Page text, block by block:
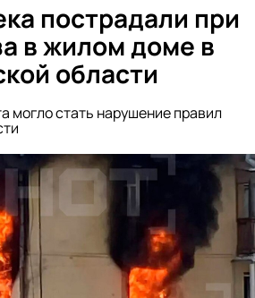
пострадали при
в жилом доме в
области
могло стать нарушение правил